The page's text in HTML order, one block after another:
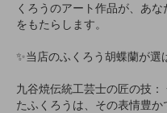
くろうのアート作品が、あ
をもたらします。
✨当店のふくろう胡蝶蘭が選
九谷焼伝統工芸士の匠の技
たふくろうは、その表情豊